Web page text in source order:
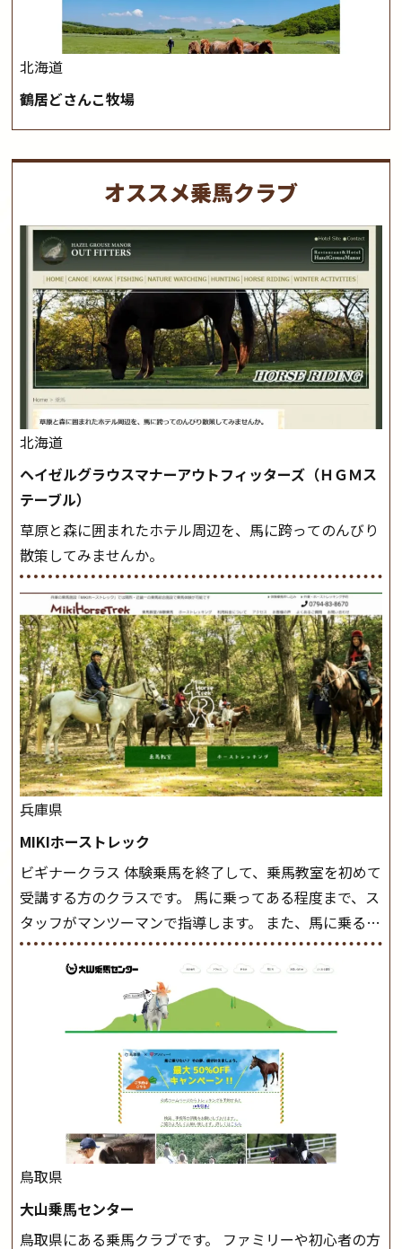
北海道
鶴居どさんこ牧場
オススメ乗馬クラブ
北海道
ヘイゼルグラウスマナーアウトフィッターズ（ＨＧＭス
テーブル）
草原と森に囲まれたホテル周辺を、馬に跨ってのんびり
散策してみませんか。
兵庫県
MIKIホーストレック
ビギナークラス 体験乗馬を終了して、乗馬教室を初めて
受講する方のクラスです。 馬に乗ってある程度まで、ス
タッフがマンツーマンで指導します。 また、馬に乗るだ
けでなく、馬の手入れや馬装（鞍などを装着する） も
このクラスで把握し、「馬に触れること」にも慣れてい
きましょう。 スタートクラス ビギナークラスで単独で
軽速歩(けいはやあし)ができるようになったら スタート
クラスへ。 グループレッスンで馬のスピードを調整し
ながら 軽速歩・正反撞(せいはんどう)を学びます。 安定
した手綱操作と軽速歩・正反撞ができるようになれば
駈歩(かけあし)練習に入ります。 ホップクラス スタート
クラスで常歩(なみあし)や 速歩、駈歩の初歩をマスター
したら、 次は部班にて駈歩を含めた誘導練習を行いま
しょう。 ステップクラス ホップクラスまでに練習した
まとめをします。 三種歩法をマスターし、ワンランク上
鳥取県
大山乗馬センター
鳥取県にある乗馬クラブです。 ファミリーや初心者の方